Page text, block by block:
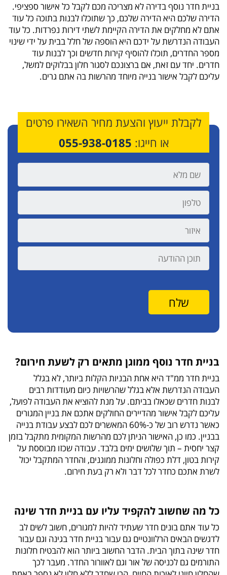
בניית חדר נוסף בדירה לא מצריכה מכם לקבל כל אישור ספציפי.
הדירה שלכם היא הדירה שלכם, כך שתוכלו לבנות בתוכה כל עוד
אתם לא מחלקים את הדירה הקיימת לשתי דירות נפרדות. כל עוד
העבודה הנדרשת על ידכם היא הוספה של חלל בבית על ידי שינוי
מספר החדרים, תוכלו להוסיף קירות חדשים וכך לבנות עוד
חדרים. יחד עם זאת, אם ברצונכם לסגור חלון בבלוקים למשל,
עליכם לקבל אישור בנייה מיוחד מהרשות בה אתם גרים.
לקבלת ייעוץ והצעת מחיר השאירו פרטים
או חייגו: 055-938-0185
בניית חדר נוסף ממוגן מתאים רק לשעת חירום?
בניית חדר ממ"ד היא אחת הבניות הקלות ביותר, לא בגלל
העבודה הנדרשת אלא בגלל שהרשויות כיום מעודדות רבים
לבנות חדרים שכאלו בביתם. על מנת להוציא את העבודה לפועל,
עליכם לקבל אישור מהדיירים החולקים אתכם את בניין המגורים
כאשר נדרש רוב של כ-60% המאשרים לכם לבצע עבודת בנייה
בבניין. כמו כן, האישור הניתן לכם מהרשות המקומית מתקבל בזמן
קצר יחסית – תוך שלושים ימים בלבד. עבודה שכזו מבוססת על
קירות בטון, דלת כפולה וחלונות ממוגנים, והחדר המתקבל יכול
לשרת אתכם כחדר לכל דבר ולא רק בעת חירום.
כל מה שחשוב להקפיד עליו עם בניית חדר שינה
כל עוד אתם בונים חדר שעתיד להיות למגורים, חשוב לשים לב
לדגשים הבאים הרלוונטיים גם עבור בניית חדר בגינה וגם עבור
חדר שינה בתוך הבית. הדבר החשוב ביותר הוא להבטיח חלונות
התורמים גם לכניסה של אור וגם לאוורור החדר. מעבר לכך